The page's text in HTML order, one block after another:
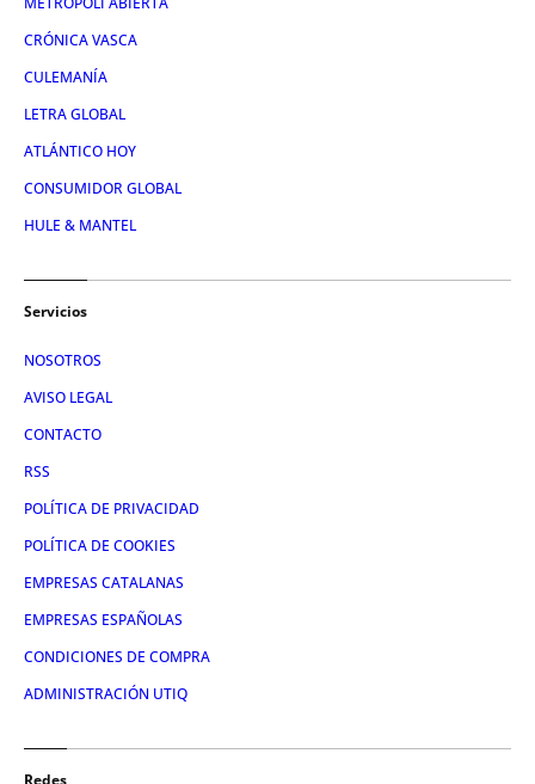
CRÓNICA VASCA
CULEMANÍA
LETRA GLOBAL
ATLÁNTICO HOY
CONSUMIDOR GLOBAL
HULE & MANTEL
Servicios
NOSOTROS
AVISO LEGAL
CONTACTO
RSS
POLÍTICA DE PRIVACIDAD
POLÍTICA DE COOKIES
EMPRESAS CATALANAS
EMPRESAS ESPAÑOLAS
CONDICIONES DE COMPRA
ADMINISTRACIÓN UTIQ
Redes